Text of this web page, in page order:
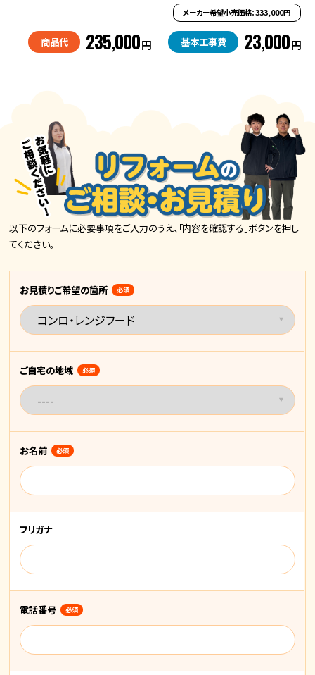
メーカー希望小売価格：333,000円
商品代 235,000円 基本工事費 23,000円
以下のフォームに必要事項をご入力のうえ、「内容を確認する」ボタンを押し
てください。
お見積りご希望の箇所 必須
ご自宅の地域 必須
お名前 必須
フリガナ
電話番号 必須